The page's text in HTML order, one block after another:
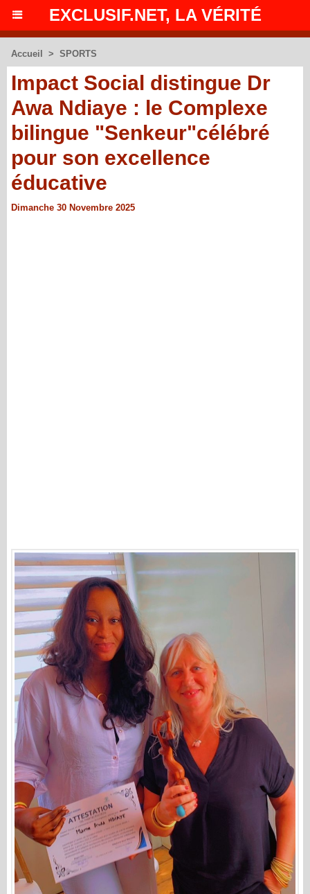
EXCLUSIF.NET, LA VÉRITÉ
Accueil > SPORTS
Impact Social distingue Dr
Awa Ndiaye : le Complexe
bilingue "Senkeur"célébré
pour son excellence
éducative
Dimanche 30 Novembre 2025